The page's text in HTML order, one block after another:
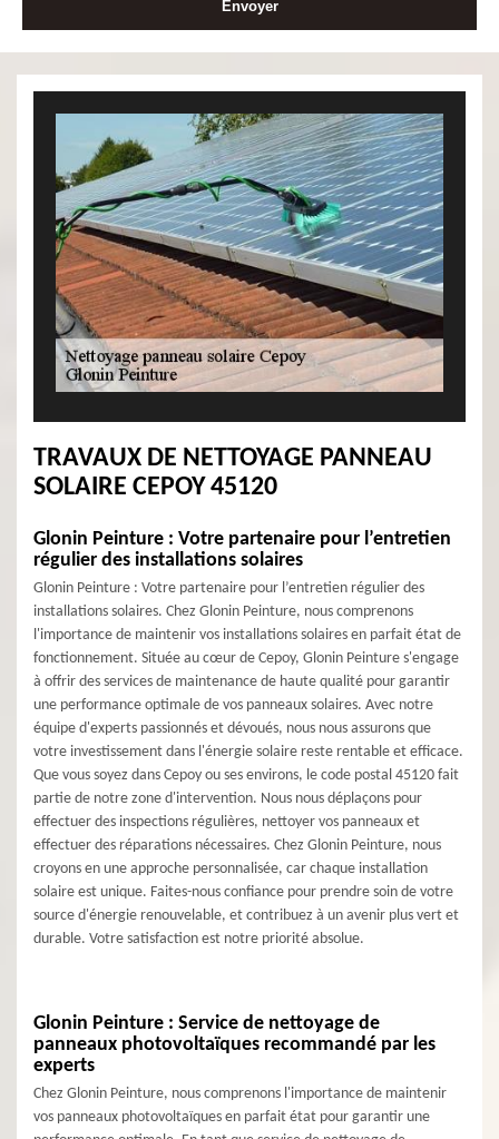
TRAVAUX DE NETTOYAGE PANNEAU
SOLAIRE CEPOY 45120
Glonin Peinture : Votre partenaire pour l’entretien
régulier des installations solaires
Glonin Peinture : Votre partenaire pour l’entretien régulier des
installations solaires. Chez Glonin Peinture, nous comprenons
l'importance de maintenir vos installations solaires en parfait état de
fonctionnement. Située au cœur de Cepoy, Glonin Peinture s'engage
à offrir des services de maintenance de haute qualité pour garantir
une performance optimale de vos panneaux solaires. Avec notre
équipe d'experts passionnés et dévoués, nous nous assurons que
votre investissement dans l'énergie solaire reste rentable et efficace.
Que vous soyez dans Cepoy ou ses environs, le code postal 45120 fait
partie de notre zone d'intervention. Nous nous déplaçons pour
effectuer des inspections régulières, nettoyer vos panneaux et
effectuer des réparations nécessaires. Chez Glonin Peinture, nous
croyons en une approche personnalisée, car chaque installation
solaire est unique. Faites-nous confiance pour prendre soin de votre
source d'énergie renouvelable, et contribuez à un avenir plus vert et
durable. Votre satisfaction est notre priorité absolue.
Glonin Peinture : Service de nettoyage de
panneaux photovoltaïques recommandé par les
experts
Chez Glonin Peinture, nous comprenons l'importance de maintenir
vos panneaux photovoltaïques en parfait état pour garantir une